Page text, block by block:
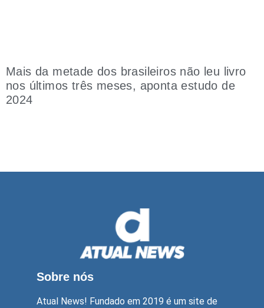
Mais da metade dos brasileiros não leu livro
nos últimos três meses, aponta estudo de
2024
Sobre nós
Atual News! Fundado em 2019 é um site de